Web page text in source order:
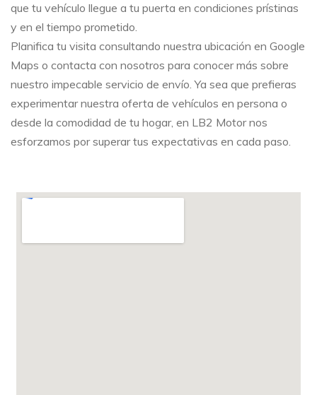
que tu vehículo llegue a tu puerta en condiciones prístinas
y en el tiempo prometido.
Planifica tu visita consultando nuestra ubicación en Google
Maps o contacta con nosotros para conocer más sobre
nuestro impecable servicio de envío. Ya sea que prefieras
experimentar nuestra oferta de vehículos en persona o
desde la comodidad de tu hogar, en LB2 Motor nos
esforzamos por superar tus expectativas en cada paso.